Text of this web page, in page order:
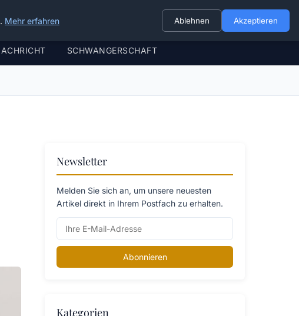
SCHWANGERSCHAFT
Newsletter
Melden Sie sich an, um unsere neuesten
Artikel direkt in Ihrem Postfach zu erhalten.
Abonnieren
Kategorien
Mehr erfahren Ablehnen Akzeptieren